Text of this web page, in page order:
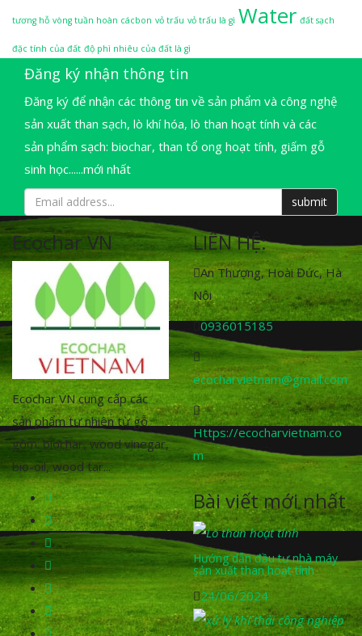
tương hỗ vòng tuần hoàn cácbon vỏ trấu vỏ trấu là gì Water đất sạch
đặc tính của đất độ phì nhiêu của đất là gì
Đăng ký nhận thông tin
Đăng ký để nhận các thông tin về sản phẩm và công nghệ
sản xuất than sạch, lò khí hóa, lò than hoạt tính và các
sản phẩm sạch: biochar, than tổ ong hoạt tính, giấm gỗ
sinh học......mới nhất
Ecochar VN
Ecochar VN cung cấp các
sản phẩm tự nhiên từ gỗ
gồm: biochar, wood vinegar,
bio-oil, wood tar...
LIÊN HỆ:
An Thượng, Hoài Đức, Hà
Nội
0936015185
ecocharvietnam@gmail.com
Https://ecocharvietnam.co
m
Bài viết mới nhất
Hướng dẫn đầu tư nhà máy
sản xuất than hoạt tính
24/06/2024